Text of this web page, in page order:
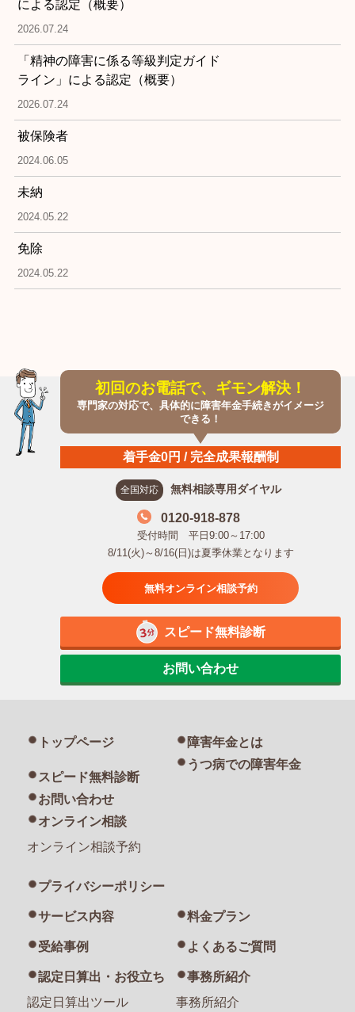
による認定（概要）
2026.07.24
「精神の障害に係る等級判定ガイド
ライン」による認定（概要）
2026.07.24
被保険者
2024.06.05
未納
2024.05.22
免除
2024.05.22
初回のお電話で、ギモン解決！
専門家の対応で、具体的に障害年金手続きがイメージ
できる！
着手金0円 / 完全成果報酬制
全国対応 無料相談専用ダイヤル
0120-918-878
受付時間 平日9:00～17:00
8/11(火)～8/16(日)は夏季休業となります
無料オンライン相談予約
スピード無料診断
お問い合わせ
トップページ
スピード無料診断
お問い合わせ
オンライン相談
オンライン相談予約
プライバシーポリシー
障害年金とは
うつ病での障害年金
サービス内容 料金プラン
受給事例 よくあるご質問
認定日算出・お役立ち
認定日算出ツール
事務所紹介
事務所紹介